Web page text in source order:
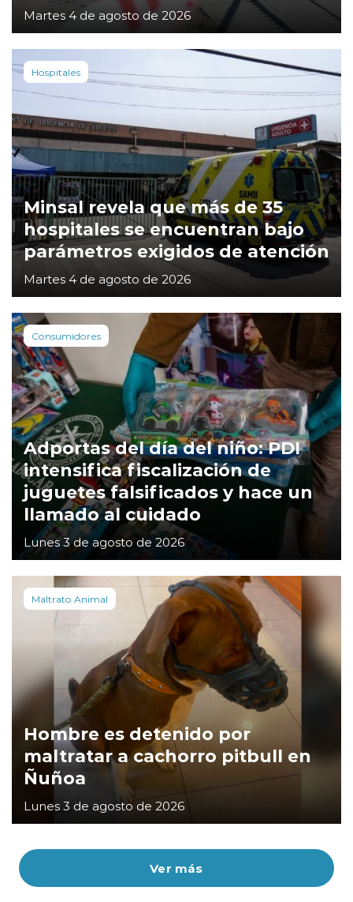
Ver más
Martes 4 de agosto de 2026
Hospitales
Minsal revela que más de 35
hospitales se encuentran bajo
parámetros exigidos de atención
Martes 4 de agosto de 2026
Consumidores
Adportas del día del niño: PDI
intensifica fiscalización de
juguetes falsificados y hace un
llamado al cuidado
Lunes 3 de agosto de 2026
Maltrato Animal
Hombre es detenido por
maltratar a cachorro pitbull en
Ñuñoa
Lunes 3 de agosto de 2026